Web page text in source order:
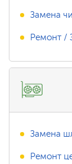
Замена
Ремонт /
Замена
Ремонт